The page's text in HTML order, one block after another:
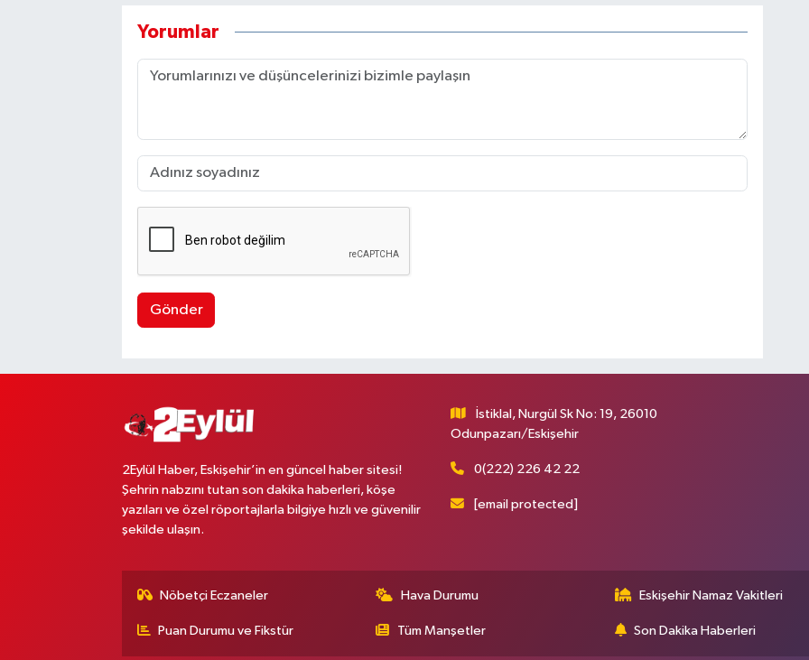
Yorumlar
Gönder
2Eylül Haber, Eskişehir’in en güncel haber sitesi!
Şehrin nabzını tutan son dakika haberleri, köşe
yazıları ve özel röportajlarla bilgiye hızlı ve güvenilir
şekilde ulaşın.
İstiklal, Nurgül Sk No: 19, 26010
Odunpazarı/Eskişehir
0(222) 226 42 22
[email protected]
Nöbetçi Eczaneler Hava Durumu Eskişehir Namaz Vakitleri
Puan Durumu ve Fikstür Tüm Manşetler Son Dakika Haberleri